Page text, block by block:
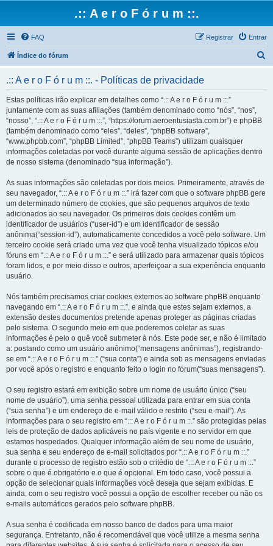
.:: A e r o F ó r u m ::.
FAQ Entrar
Registrar
Índice do fórum
.:: A e r o F ó r u m ::. - Políticas de privacidade
Estas políticas irão explicar em detalhes como “.:: A e r o F ó r u m ::.”
juntamente com as suas afiliações (também denominado como “nós”, “nos”,
“nosso”, “.:: A e r o F ó r u m ::.”, “https://forum.aeroentusiasta.com.br”) e phpBB
(também denominado como “eles”, “deles”, “phpBB software”,
“www.phpbb.com”, “phpBB Limited”, “phpBB Teams”) utilizam quaisquer
informações coletadas por você durante alguma sessão de aplicações dentro
de nosso sistema (denominado “sua informação”).
As suas informações são coletadas por dois meios. Primeiramente, através de
seu navegador, “.:: A e r o F ó r u m ::.” irá fazer com que o software phpBB gere
um determinado número de cookies, que são pequenos arquivos de texto
adicionados ao seu navegador. Os primeiros dois cookies contêm um
identificador de usuários (“user-id”) e um identificador de sessão
anônima(“session-id”), automaticamente concedidos a você pelo software. Um
terceiro cookie será criado uma vez que você tenha visualizado tópicos e/ou
fóruns em “.:: A e r o F ó r u m ::.” e será utilizado para armazenar quais tópicos
foram lidos, e por meio disso e outros, aperfeiçoar a sua experiência enquanto
usuário.
Nós também precisamos criar cookies externos ao software phpBB enquanto
navegando em “.:: A e r o F ó r u m ::.”, e ainda que estes sejam externos, a
extensão destes documentos pretende apenas proteger as páginas criadas
pelo sistema. O segundo meio em que poderemos coletar as suas
informações é pelo o quê você submeter à nós. Este pode ser, e não é limitado
a: postando como um usuário anônimo(“mensagens anônimas”), registrando-
se em “.:: A e r o F ó r u m ::.” (“sua conta”) e ainda sob as mensagens enviadas
por você após o registro e enquanto feito o login no fórum(“suas mensagens”).
O seu registro estará em exibição sobre um nome de usuário único (“seu
nome de usuário”), uma senha pessoal utilizada para entrar em sua conta
(“sua senha”) e um endereço de e-mail válido e restrito (“seu e-mail”). As
informações para o seu registro em “.:: A e r o F ó r u m ::.” são protegidas pelas
leis de proteção de dados aplicáveis no país vigente e no servidor em que
estamos hospedados. Qualquer informação além de seu nome de usuário,
sua senha e seu endereço de e-mail solicitados por “.:: A e r o F ó r u m ::.”
durante o processo de registro estão sob o critédio de “.:: A e r o F ó r u m ::.”
sobre o que é obrigatório e o que é opcional. Em todo caso, você possui a
opção de selecionar quais informações você deseja que sejam exibidas. E
ainda, com o seu registro você possui a opção de escolher receber ou não os
e-mails automáticos gerados pelo software phpBB.
A sua senha é codificada em nosso banco de dados para uma maior
segurança. Entretanto, não é recomendável que você utilize a mesma senha